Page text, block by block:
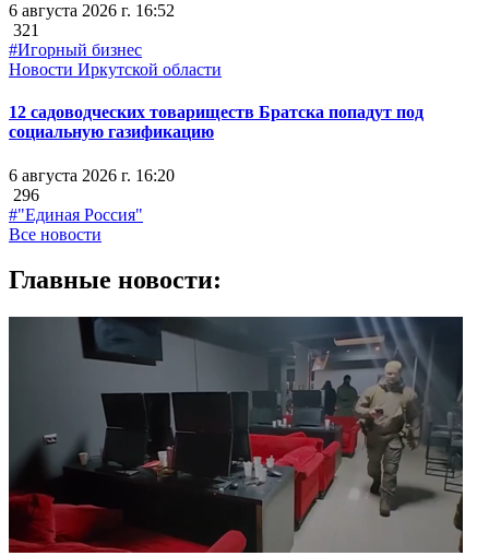
6 августа 2026 г. 16:52
321
#Игорный бизнес
Новости Иркутской области
12 садоводческих товариществ Братска попадут под
социальную газификацию
6 августа 2026 г. 16:20
296
#"Единая Россия"
Все новости
Главные новости: